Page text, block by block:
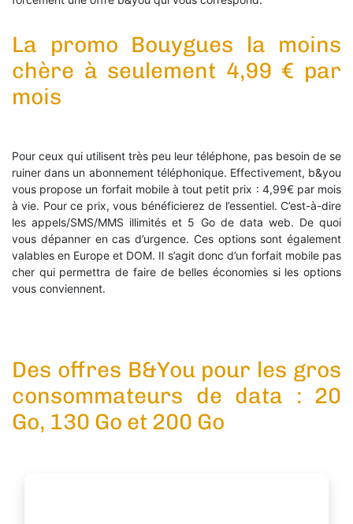
La promo Bouygues la moins
chère à seulement 4,99 € par
mois
Pour ceux qui utilisent très peu leur téléphone, pas besoin de se
ruiner dans un abonnement téléphonique. Effectivement, b&you
vous propose un forfait mobile à tout petit prix : 4,99€ par mois
à vie. Pour ce prix, vous bénéficierez de l’essentiel. C’est-à-dire
les appels/SMS/MMS illimités et 5 Go de data web. De quoi
vous dépanner en cas d’urgence. Ces options sont également
valables en Europe et DOM. Il s’agit donc d’un forfait mobile pas
cher qui permettra de faire de belles économies si les options
vous conviennent.
Des offres B&You pour les gros
consommateurs de data : 20
Go, 130 Go et 200 Go